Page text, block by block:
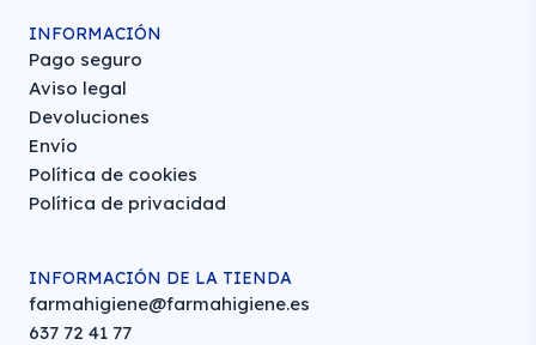
INFORMACIÓN
Pago seguro
Aviso legal
Devoluciones
Envío
Política de cookies
Política de privacidad
INFORMACIÓN DE LA TIENDA
farmahigiene@farmahigiene.es
637 72 41 77